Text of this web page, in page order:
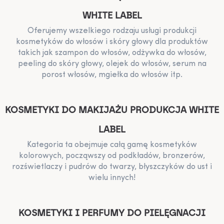
WHITE LABEL
Oferujemy wszelkiego rodzaju usługi produkcji
kosmetyków do włosów i skóry głowy dla produktów
takich jak szampon do włosów, odżywka do włosów,
peeling do skóry głowy, olejek do włosów, serum na
porost włosów, mgiełka do włosów itp.
KOSMETYKI DO MAKIJAŻU PRODUKCJA WHITE
LABEL
Kategoria ta obejmuje całą gamę kosmetyków
kolorowych, począwszy od podkładów, bronzerów,
rozświetlaczy i pudrów do twarzy, błyszczyków do ust i
wielu innych!
KOSMETYKI I PERFUMY DO PIELĘGNACJI